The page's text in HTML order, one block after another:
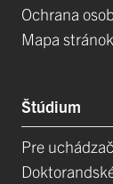
Ochrana
Mapa stránok
Štúdium
Pre